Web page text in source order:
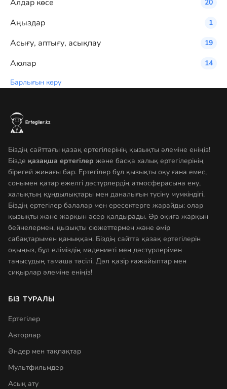
Алдар көсе 20
Аңыздар 1
Асығу, аптығу, асықпау 19
Аюлар
14
Барлығын көру
Біздің сайттағы қазақ ертегілерінің қызықты әлеміне еніңіз!
Бізде қазақша ертегілер және басқа халық ертегілерінің
бірегей жинағы бар. Ертегілер бұл қызықты оқу ғана емес,
сонымен қатар ежелгі дәстүрлердің атмосферасына ену,
халықтың құндылықтары мен даналығын түсіну мүмкіндігі.
Біздің ертегілер балалар мен ересектерге жарайды: олар
қызықты және жарқын әсер қалдырады. Әр оқиға жарқын
бейнелермен, қызықты сюжеттермен және өмір
сабақтарымен қаныққан. Біздің сайтта қазақ ертегілерін
оқыңыз, бұл еліміздің мәдениеті мен дәстүрлерімен
танысудың тамаша тәсілі. Дәл қазір ғажайыптар мен
сиқырлар әлеміне еніңіз!
БІЗ ТУРАЛЫ
Ертегілер
Авторлар
Әндер мен тақпақтар
Мультфильмдер
Асық ату